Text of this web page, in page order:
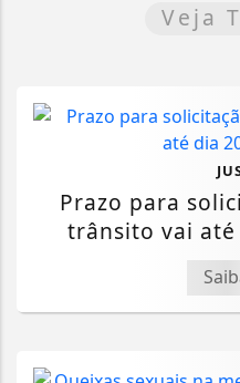
Veja
Prazo para
trânsito vai até